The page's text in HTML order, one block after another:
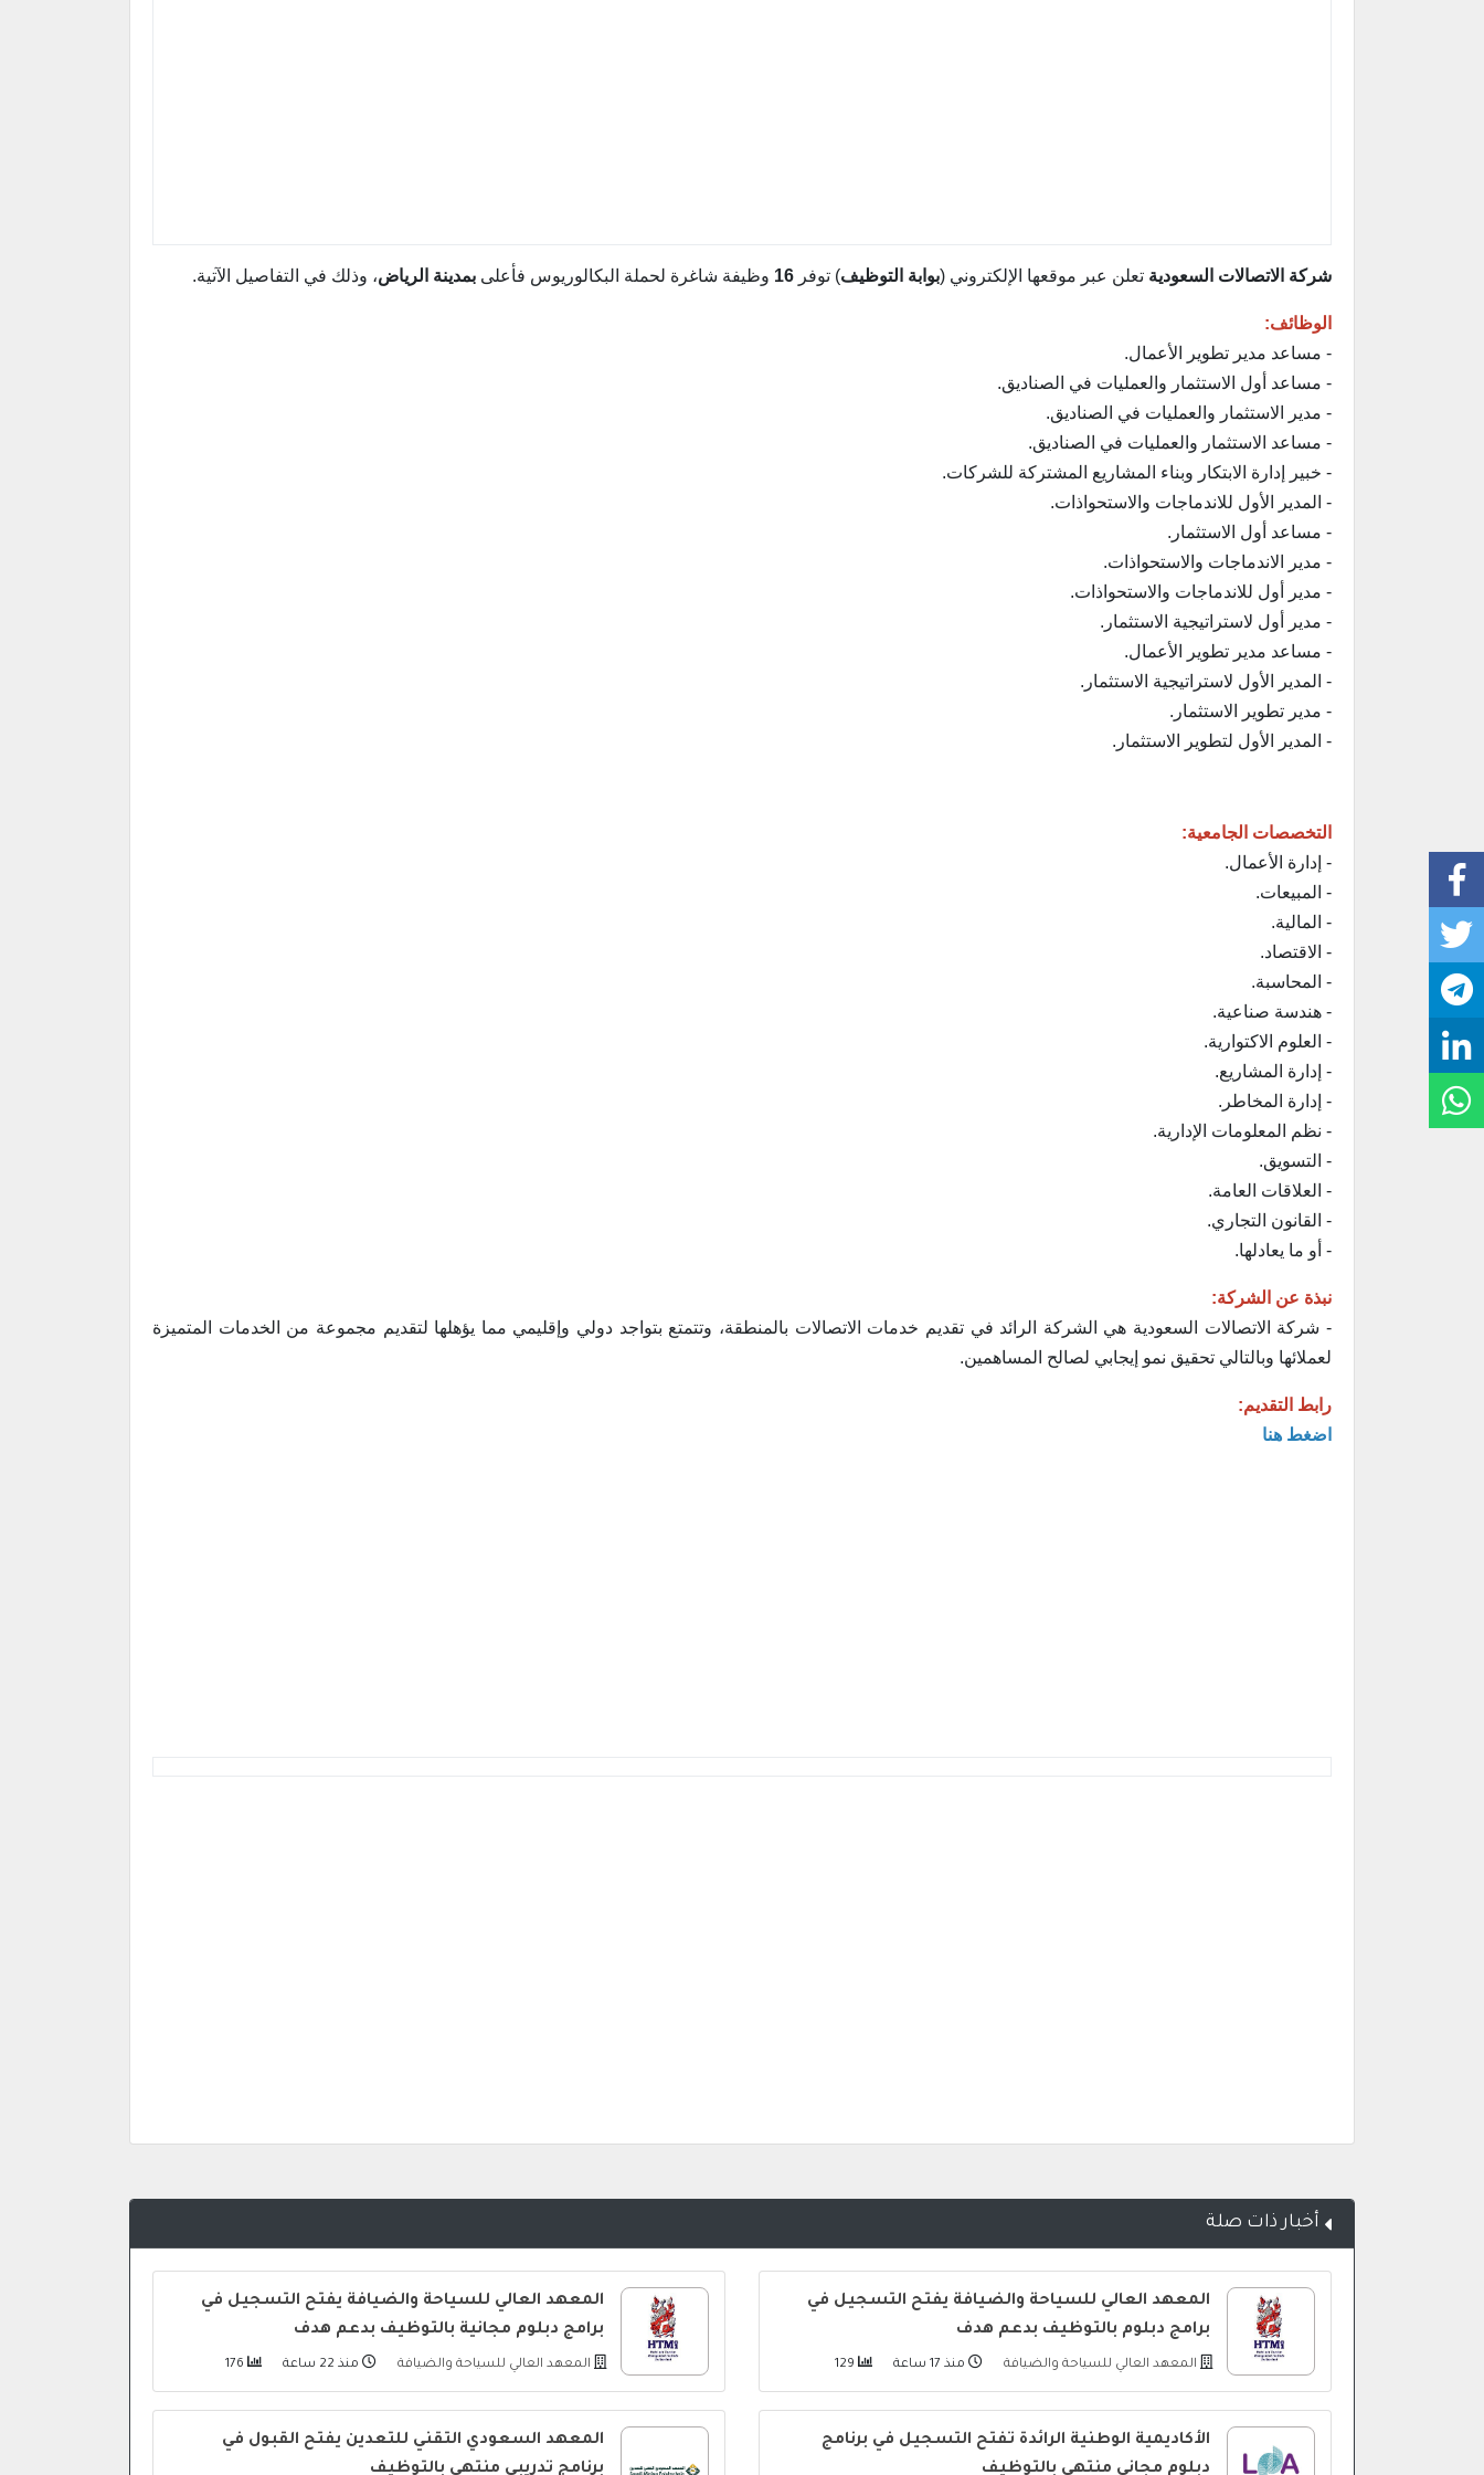
شركة الاتصالات السعودية تعلن عبر موقعها الإلكتروني (بوابة التوظيف) توفر وظيفة شاغرة لحملة البكالوريوس فأعلى بمدينة الرياض، وذلك في التفاصيل الآتية.
الوظائف:
- مساعد مدير تطوير الأعمال.
- مساعد أول الاستثمار والعمليات في الصناديق.
- مدير الاستثمار والعمليات في الصناديق.
- مساعد الاستثمار والعمليات في الصناديق.
- خبير إدارة الابتكار وبناء المشاريع المشتركة للشركات.
- المدير الأول للاندماجات والاستحواذات.
- مساعد أول الاستثمار.
- مدير الاندماجات والاستحواذات.
- مدير أول للاندماجات والاستحواذات.
- مدير أول لاستراتيجية الاستثمار.
- مساعد مدير تطوير الأعمال.
- المدير الأول لاستراتيجية الاستثمار.
- مدير تطوير الاستثمار.
- المدير الأول لتطوير الاستثمار.
التخصصات الجامعية:
- إدارة الأعمال.
- المبيعات.
- المالية.
- الاقتصاد.
- المحاسبة.
- هندسة صناعية.
- العلوم الاكتوارية.
- إدارة المشاريع.
- إدارة المخاطر.
- نظم المعلومات الإدارية.
- التسويق.
- العلاقات العامة.
- القانون التجاري.
- أو ما يعادلها.
نبذة عن الشركة:
- شركة الاتصالات السعودية هي الشركة الرائد في تقديم خدمات الاتصالات بالمنطقة، وتتمتع بتواجد دولي وإقليمي مما يؤهلها لتقديم مجموعة من الخدمات المتميزة
لعملائها وبالتالي تحقيق نمو إيجابي لصالح المساهمين.
رابط التقديم:
اضغط هنا
أخبار ذات صلة
المعهد العالي للسياحة والضيافة يفتح التسجيل في
برامج دبلوم بالتوظيف بدعم هدف
المعهد العالي للسياحة والضيافة منذ 17 ساعة
المعهد العالي للسياحة والضيافة يفتح التسجيل في
برامج دبلوم مجانية بالتوظيف بدعم هدف
المعهد العالي للسياحة والضيافة منذ 22 ساعة
الأكاديمية الوطنية الرائدة تفتح التسجيل في برنامج
دبلوم مجاني منتهي بالتوظيف
المعهد السعودي التقني للتعدين يفتح القبول في
برنامج تدريبي منتهي بالتوظيف